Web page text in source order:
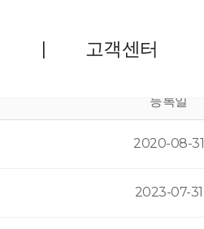
고객센터
등록일
2020-08-31
2023-07-31